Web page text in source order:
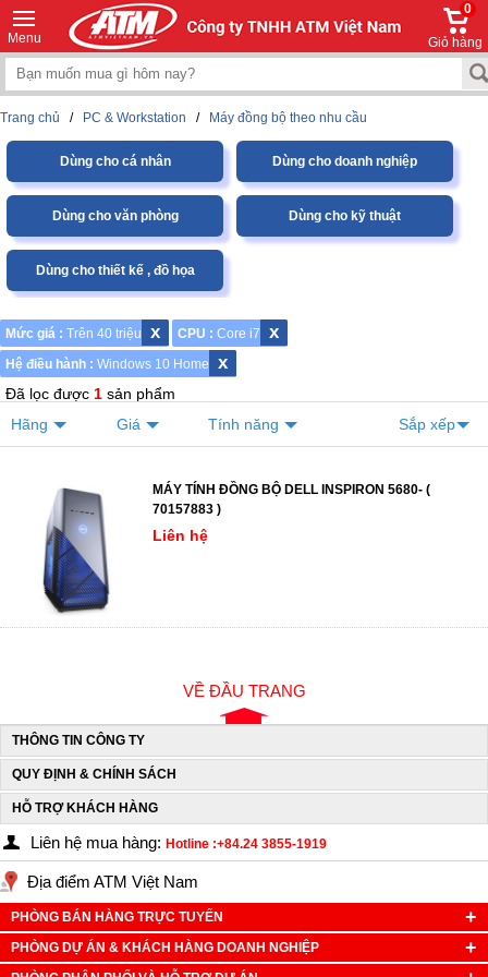
Menu
0
Giỏ hàng
Trang chủ / PC & Workstation / Máy đồng bộ theo nhu cầu
Dùng cho cá nhân Dùng cho doanh nghiệp
Dùng cho văn phòng Dùng cho kỹ thuật
Dùng cho thiết kế , đồ họa
Mức giá : Trên 40 triệu x CPU : Core i7 x
Hệ điều hành : Windows 10 Home x
Đã lọc được 1 sản phẩm
Hãng
Giá Tính năng Sắp xếp
MÁY TÍNH ĐỒNG BỘ DELL INSPIRON 5680- (
70157883 )
Liên hệ
VỀ ĐẦU TRANG
THÔNG TIN CÔNG TY
QUY ĐỊNH & CHÍNH SÁCH
HỖ TRỢ KHÁCH HÀNG
Liên hệ mua hàng: Hotline :+84.24 3855-1919
Địa điểm ATM Việt Nam
PHÒNG BÁN HÀNG TRỰC TUYẾN
PHÒNG DỰ ÁN & KHÁCH HÀNG DOANH NGHIỆP